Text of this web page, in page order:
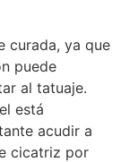
curada, ya que
puede
al tatuaje.
está
acudir a
cicatriz por